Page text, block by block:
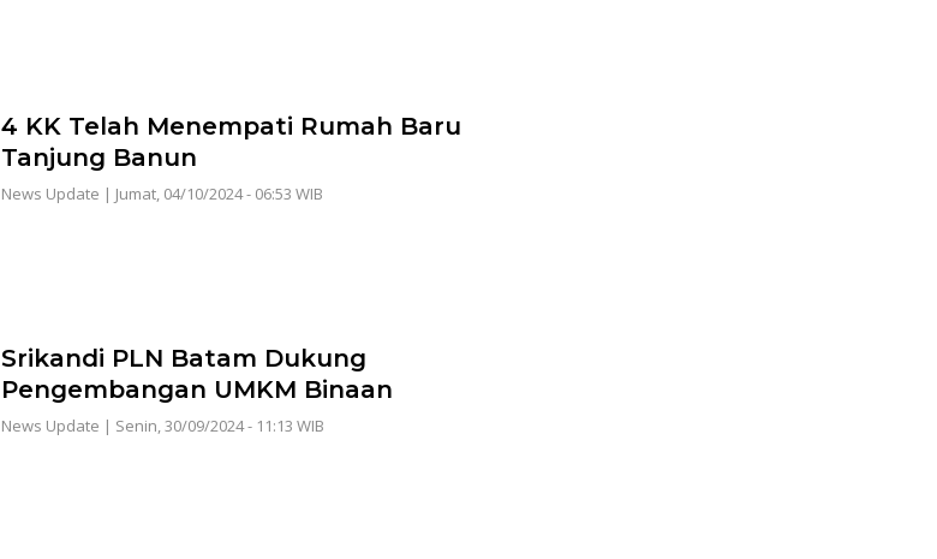
4 KK Telah Menempati Rumah Baru
Tanjung Banun
News Update | Jumat, 04/10/2024 - 06:53 WIB
Srikandi PLN Batam Dukung
Pengembangan UMKM Binaan
News Update | Senin, 30/09/2024 - 11:13 WIB